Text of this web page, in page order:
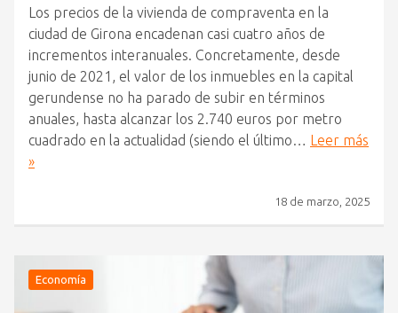
Los precios de la vivienda de compraventa en la
ciudad de Girona encadenan casi cuatro años de
incrementos interanuales. Concretamente, desde
junio de 2021, el valor de los inmuebles en la capital
gerundense no ha parado de subir en términos
anuales, hasta alcanzar los 2.740 euros por metro
cuadrado en la actualidad (siendo el último…
Leer más
»
18 de marzo, 2025
Economía